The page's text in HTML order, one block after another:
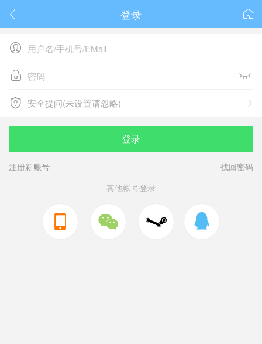
 
登录

 
 
安全提问(未设置请忽略)
安全提问(未设置请忽略)
登录
注册新账号
找回密码
其他帐号登录
  